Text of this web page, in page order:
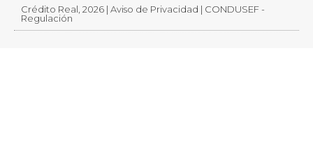
Crédito Real, 2026 | Aviso de Privacidad | CONDUSEF -
Regulación